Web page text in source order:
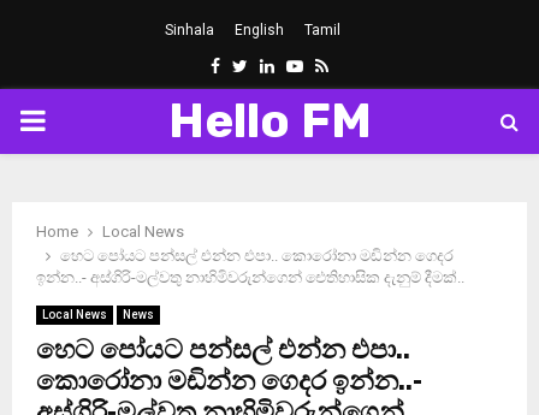
Sinhala English Tamil
Facebook
Twitter
LinkedinYoutube
Rss
PRIMARY
Hello FM
Home
Local News
හෙට පෝයට පන්සල් එන්න එපා.. කොරෝනා මඩින්න ගෙදර
ඉන්න..- අස්ගිරි-මල්වතු නාහිමිවරුන්ගෙන් ඓතිහාසික දැනුම් දීමක්..
Local News News
හෙට පෝයට පන්සල් එන්න එපා..
කොරෝනා මඩින්න ගෙදර ඉන්න..-